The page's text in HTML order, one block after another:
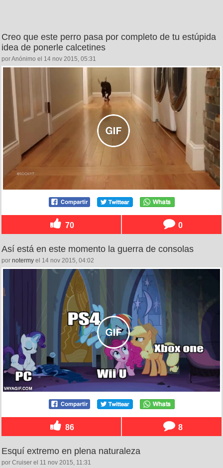
Creo que este perro pasa por completo de tu estúpida
idea de ponerle calcetines
por Anónimo el 14 nov 2015, 05:31
70 0
Así está en este momento la guerra de consolas
por notermy el 14 nov 2015, 04:02
86 8
Esquí extremo en plena naturaleza
por Cruiser el 11 nov 2015, 11:31